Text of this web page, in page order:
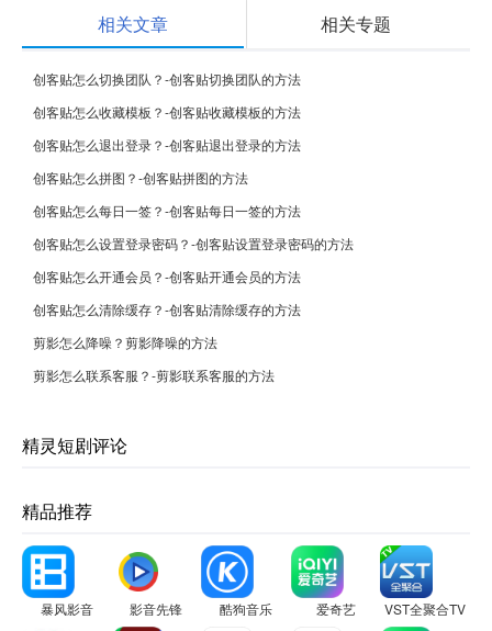
相关文章 相关专题
创客贴怎么切换团队？-创客贴切换团队的方法
创客贴怎么收藏模板？-创客贴收藏模板的方法
创客贴怎么退出登录？-创客贴退出登录的方法
创客贴怎么拼图？-创客贴拼图的方法
创客贴怎么每日一签？-创客贴每日一签的方法
创客贴怎么设置登录密码？-创客贴设置登录密码的方法
创客贴怎么开通会员？-创客贴开通会员的方法
创客贴怎么清除缓存？-创客贴清除缓存的方法
剪影怎么降噪？剪影降噪的方法
剪影怎么联系客服？-剪影联系客服的方法
精灵短剧评论
精品推荐
暴风影音 影音先锋 酷狗音乐 爱奇艺 VST全聚合TV版